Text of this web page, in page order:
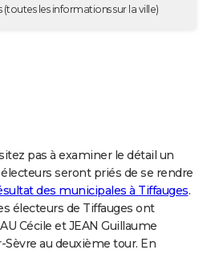
(toutes les informations sur la ville)
pas à examiner le détail un
seront priés de se rendre
des municipales à Tiffauges.
électeurs de Tiffauges ont
Cécile et JEAN Guillaume
au deuxième tour. En